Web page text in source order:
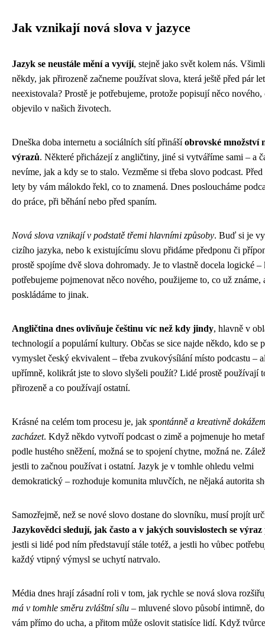
Jak vznikají nová slova v jazyce
Jazyk se neustále mění a vyvíjí, stejně jako svět kolem nás.
někdy, jak přirozeně začneme používat slova, která ještě před pár
neexistovala? Prostě je potřebujeme, protože popisují něco nového,
objevilo v našich životech.
Dneška doba internetu a sociálních sítí přinášíobrovské množství
výrazů. Některé přicházejí z angličtiny, jiné si vytváříme sami – a
nevíme, jak a kdy se to stalo. Vezměme si třeba slovo podcast. Před
lety by vám málokdo řekl, co to znamená. Dnes posloucháme
do práce, při běhání nebo před spaním.
Nová slova vznikají v podstatě třemi hlavními způsoby. Buď si je
cizího jazyka, nebo k existujícímu slovu přidáme předponu či
prostě spojíme dvě slova dohromady. Je to vlastně docela logické –
potřebujeme pojmenovat něco nového, použijeme to, co už známe,
poskládáme to jinak.
Angličtina dnes ovlivňuje češtinu víc než kdy jindy, hlavně v
technologií a populární kultury. Občas se sice najde někdo, kdo se
vymyslet český ekvivalent – třeba zvukovýsílání místo podcastu –
upřímně, kolikrát jste to slovo slyšeli použít? Lidé prostě používají
přirozeně a co používají ostatní.
Krásné na celém tom procesu je, jak spontánně a kreativně
zacházet. Když někdo vytvoří podcast o zimě a pojmenuje ho
podle hustého sněžení, možná se to spojení chytne, možná ne.
jestli to začnou používat i ostatní. Jazyk je v tomhle ohledu velmi
demokratický – rozhoduje komunita mluvčích, ne nějaká autorita
Samozřejmě, než se nové slovo dostane do slovníku, musí projít
Jazykovědci sledují, jak často a v jakých souvislostech se výraz
jestli si lidé pod ním představují stále totéž, a jestli ho vůbec
každý vtipný výmysl se uchytí natrvalo.
Média dnes hrají zásadní roli v tom, jak rychle se nová slova
má v tomhle směru zvláštní sílu – mluvené slovo působí intimně,
vám přímo do ucha, a přitom může oslovit statisíce lidí. Když tvůrce